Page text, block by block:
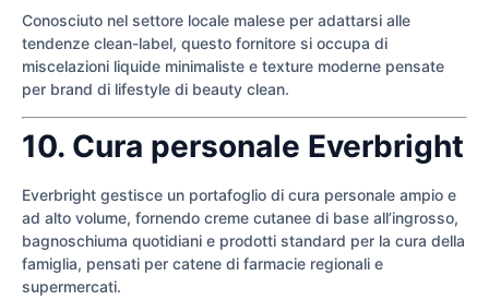
Conosciuto nel settore locale malese per adattarsi alle
tendenze clean-label, questo fornitore si occupa di
miscelazioni liquide minimaliste e texture moderne pensate
per brand di lifestyle di beauty clean.
10. Cura personale Everbright
Everbright gestisce un portafoglio di cura personale ampio e
ad alto volume, fornendo creme cutanee di base all’ingrosso,
bagnoschiuma quotidiani e prodotti standard per la cura della
famiglia, pensati per catene di farmacie regionali e
supermercati.